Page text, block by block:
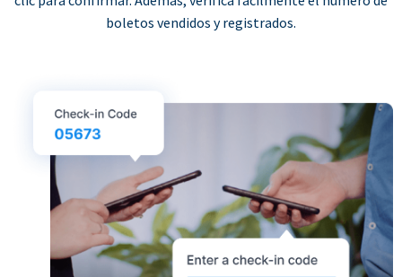
boletos vendidos y registrados.